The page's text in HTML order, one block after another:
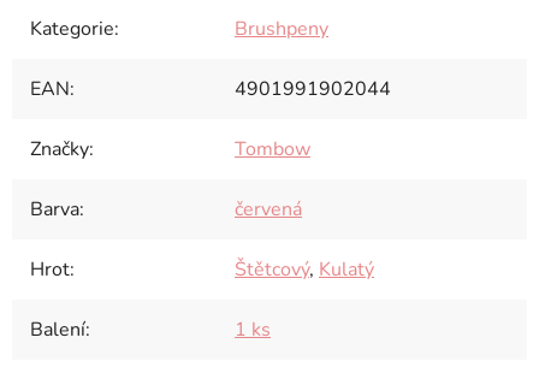
Kategorie: Brushpeny
EAN: 4901991902044
Značky: Tombow
Barva: červená
Hrot: Štětcový, Kulatý
Balení: 1 ks